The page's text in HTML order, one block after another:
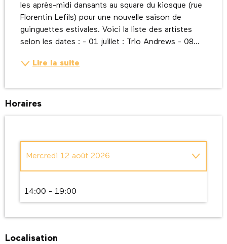
les après-midi dansants au square du kiosque (rue
Florentin Lefils) pour une nouvelle saison de
guinguettes estivales. Voici la liste des artistes
selon les dates : - 01 juillet : Trio Andrews - 08...
Lire la suite
Horaires
Mercredi 12 août 2026
14:00 - 19:00
Localisation